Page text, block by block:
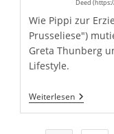
Deed
Wie Pippi zur
Prusseliese")
Greta Thunberg
Lifestyle.
WeiterlesenDie
Pippi-